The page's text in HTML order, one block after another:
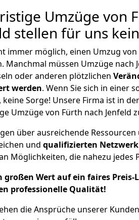
Umzüge von
stellen für uns
immer möglich, einen Umzug
Manchmal müssen Umzüge nach
oder anderen plötzlichen
werden. Wenn Sie sich in einer
Sorge! Unsere Firma ist in
Umzüge von Fürth nach Jenfeld
über ausreichende
und qualifizierten Netzwerk
Möglichkeiten, die nahezu jedes
großen Wert auf ein faires
professionelle Qualität!
die Ansprüche unserer